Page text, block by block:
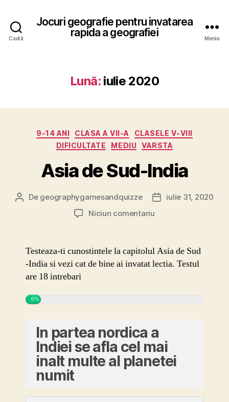
Caută
Jocuri geografie pentru invatarea
rapida a geografiei
Meniu
Lună: iulie 2020
Categorii
9-14 ANI CLASA A VII-A
CLASELE V-VIII
DIFICULTATE
MEDIU VARSTA
Asia de Sud-India
Autor
De geographygamesandquizze
Datăiulie 31, 2020
Niciun comentariula
Sud-
Testeaza-ti cunostintele la capitolul Asia de Sud
-India si vezi cat de bine ai invatat lectia. Testul
are 18 intrebari
0%
In partea nordica a
Indiei se afla cel mai
inalt multe al planetei
numit